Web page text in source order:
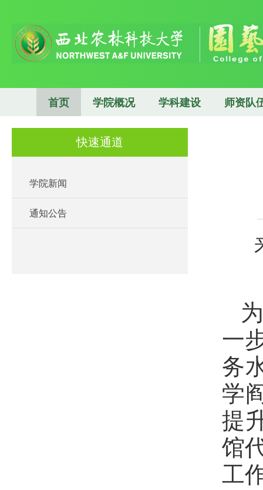
首页 学院概况 学科建设 师资队
快速通道
学院新闻
通知公告
一
务
学
提
馆
工